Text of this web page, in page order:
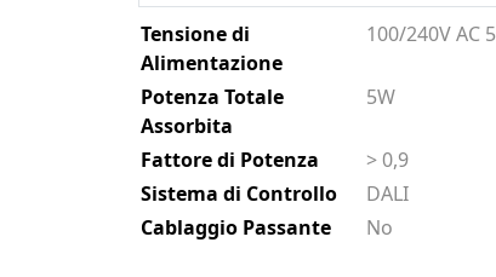
Tensione di
Alimentazione
100/240V AC
Potenza Totale
Assorbita
5W
Fattore di Potenza
> 0,9
Sistema di Controllo
DALI
Cablaggio Passante
No